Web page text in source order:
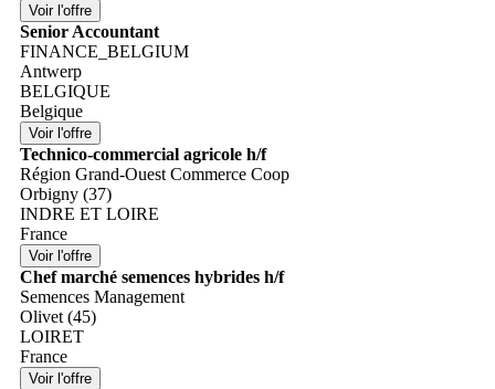
Senior Accountant
FINANCE_BELGIUM
Antwerp
BELGIQUE
Belgique
Technico-commercial agricole h/f
Région Grand-Ouest Commerce Coop
Orbigny (37)
INDRE ET LOIRE
France
Chef marché semences hybrides h/f
Semences Management
Olivet (45)
LOIRET
France